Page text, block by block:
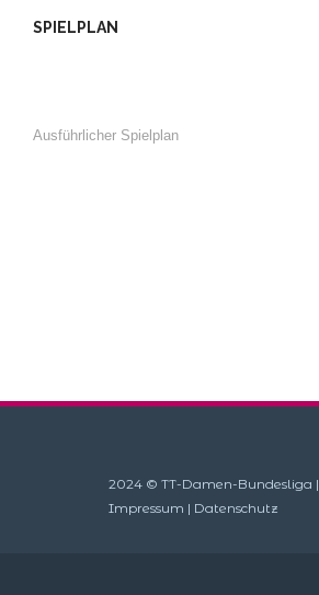
SPIELPLAN
Ausführlicher Spielplan
2024 © TT-Damen-Bundesliga |
Impressum | Datenschutz